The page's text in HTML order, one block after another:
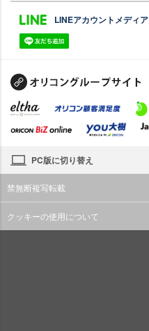
LINEアカウントメディア
PC版に切り替え
禁無断複写転載
クッキーの使用について